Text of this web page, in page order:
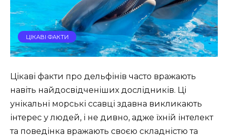
ЦІКАВІ ФАКТИ
Цікаві факти про дельфінів часто вражають
навіть найдосвідченіших дослідників. Ці
унікальні морські ссавці здавна викликають
інтерес у людей, і не дивно, адже їхній інтелект
та поведінка вражають своєю складністю та